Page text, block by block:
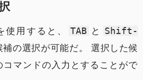
用すると、 TAB と
Shift-
の選択が可能だ。 選択した候
マンドの入力とすることがで